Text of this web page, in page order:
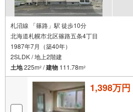
札沼線 「篠路」駅 徒歩10分
北海道札幌市北区篠路五条4丁目
1987年7月（築40年）
2SLDK / 地上2階建
土地225m2 /建物 111.78m2
1,398万円